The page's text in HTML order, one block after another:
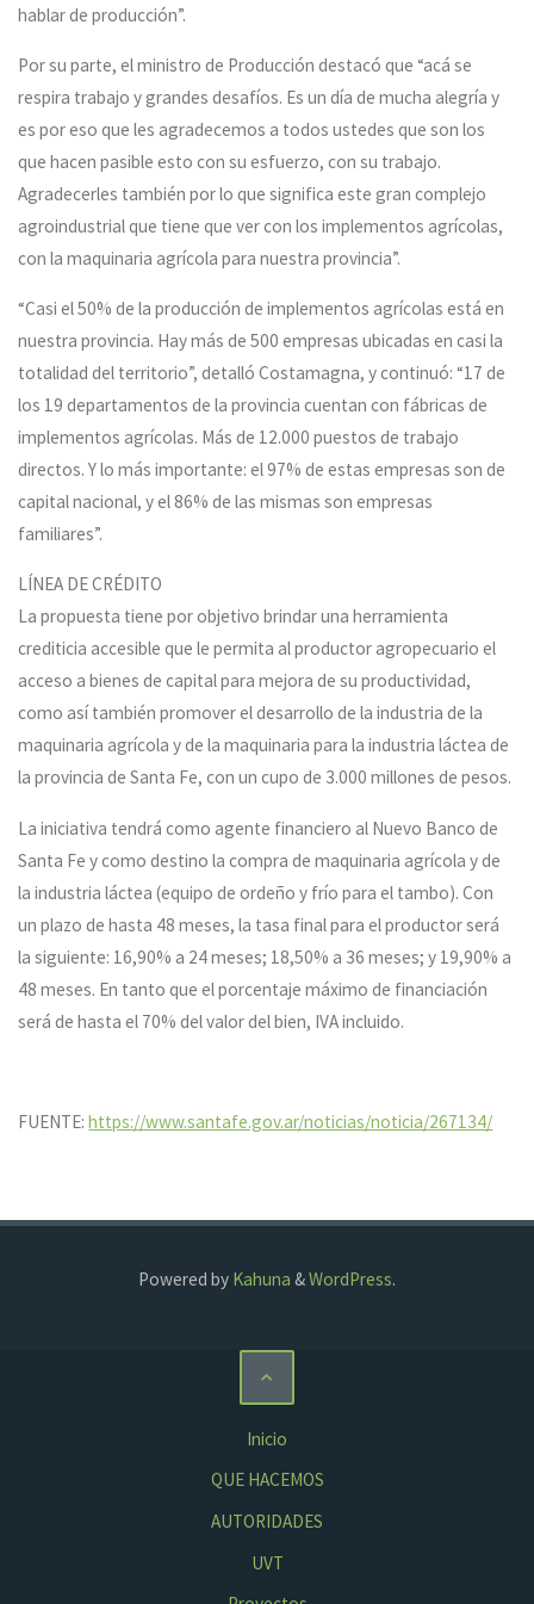
hablar de producción”.
Por su parte, el ministro de Producción destacó que “acá se
respira trabajo y grandes desafíos. Es un día de mucha alegría y
es por eso que les agradecemos a todos ustedes que son los
que hacen pasible esto con su esfuerzo, con su trabajo.
Agradecerles también por lo que significa este gran complejo
agroindustrial que tiene que ver con los implementos agrícolas,
con la maquinaria agrícola para nuestra provincia”.
“Casi el 50% de la producción de implementos agrícolas está en
nuestra provincia. Hay más de 500 empresas ubicadas en casi la
totalidad del territorio”, detalló Costamagna, y continuó: “17 de
los 19 departamentos de la provincia cuentan con fábricas de
implementos agrícolas. Más de 12.000 puestos de trabajo
directos. Y lo más importante: el 97% de estas empresas son de
capital nacional, y el 86% de las mismas son empresas
familiares”.
LÍNEA DE CRÉDITO
La propuesta tiene por objetivo brindar una herramienta
crediticia accesible que le permita al productor agropecuario el
acceso a bienes de capital para mejora de su productividad,
como así también promover el desarrollo de la industria de la
maquinaria agrícola y de la maquinaria para la industria láctea de
la provincia de Santa Fe, con un cupo de 3.000 millones de pesos.
La iniciativa tendrá como agente financiero al Nuevo Banco de
Santa Fe y como destino la compra de maquinaria agrícola y de
la industria láctea (equipo de ordeño y frío para el tambo). Con
un plazo de hasta 48 meses, la tasa final para el productor será
la siguiente: 16,90% a 24 meses; 18,50% a 36 meses; y 19,90% a
48 meses. En tanto que el porcentaje máximo de financiación
será de hasta el 70% del valor del bien, IVA incluido.
FUENTE:https://www.santafe.gov.ar/noticias/noticia/267134/
Powered by Kahuna &WordPress.
Inicio
QUE HACEMOS
AUTORIDADES
UVT